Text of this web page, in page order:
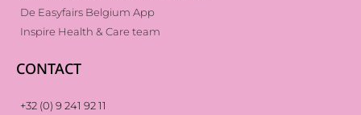
De Easyfairs Belgium App
Inspire Health & Care team
CONTACT
+32 (0) 9 241 92 11